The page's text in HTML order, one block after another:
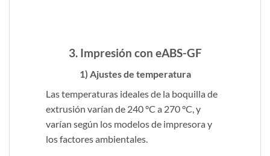
3. Impresión con eABS-GF
1) Ajustes de temperatura
Las temperaturas ideales de la boquilla de
extrusión varían de 240 °C a 270 °C, y
varían según los modelos de impresora y
los factores ambientales.